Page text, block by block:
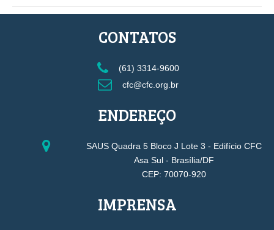
CONTATOS
(61) 3314-9600
cfc@cfc.org.br
ENDEREÇO
SAUS Quadra 5 Bloco J Lote 3 - Edifício CFC
Asa Sul - Brasília/DF
CEP: 70070-920
IMPRENSA